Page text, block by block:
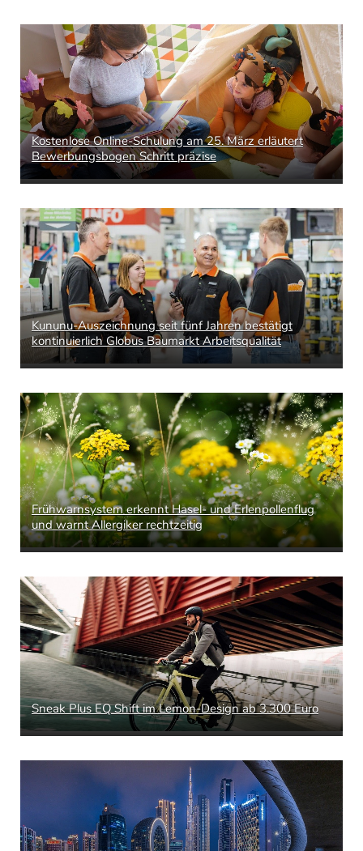
Kostenlose Online-Schulung am 25. März erläutert
Bewerbungsbogen Schritt präzise
Kununu-Auszeichnung seit fünf Jahren bestätigt
kontinuierlich Globus Baumarkt Arbeitsqualität
Frühwarnsystem erkennt Hasel- und Erlenpollenflug
und warnt Allergiker rechtzeitig
Sneak Plus EQ Shift im Lemon-Design ab 3.300 Euro